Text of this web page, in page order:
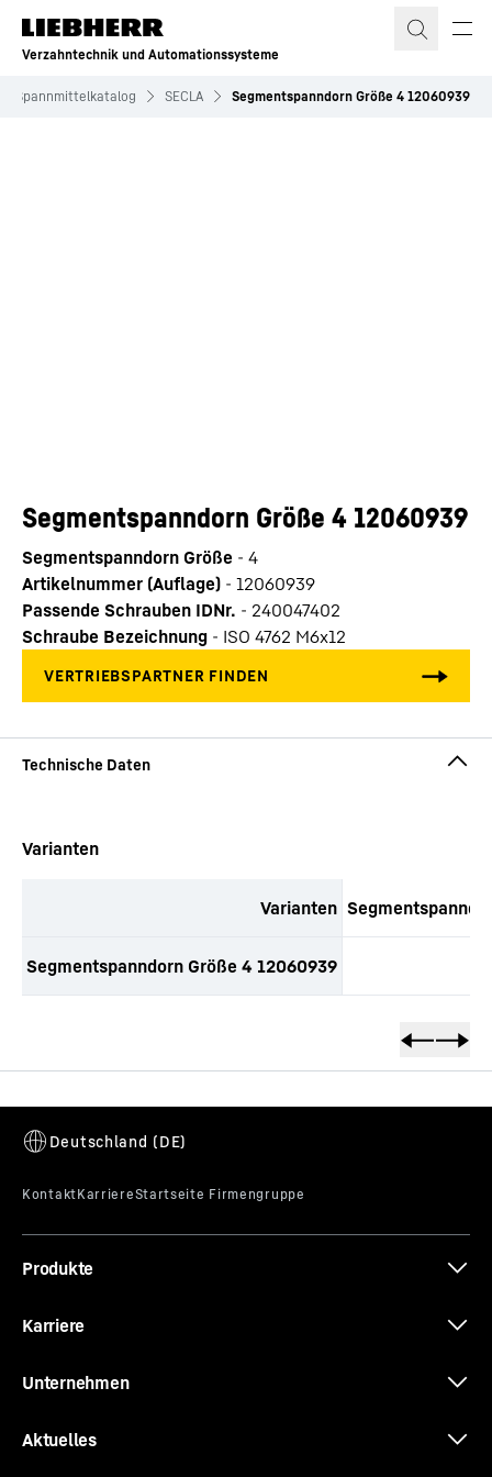
Zum Inhalt springen
Verzahntechnik und Automationssysteme
Spannmittelkatalog SECLA Segmentspanndorn Größe 4 12060939
Segmentspanndorn Größe 4 12060939
Segmentspanndorn Größe - 4
Artikelnummer (Auflage) - 12060939
Passende Schrauben IDNr. - 240047402
Schraube Bezeichnung - ISO 4762 M6x12
Zum Link der Produktanfrage springen (TBD)
Varianten
Varianten
Segmentspanndorn Größe 4 12060939
Produkte
Karriere
Unternehmen
Aktuelles